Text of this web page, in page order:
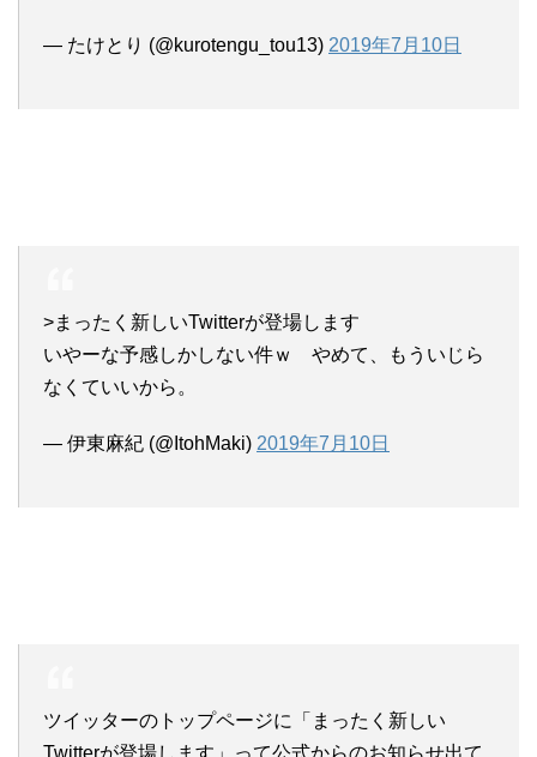
— たけとり (@kurotengu_tou13) 2019年7月10日
>まったく新しいTwitterが登場します
いやーな予感しかしない件ｗ やめて、もういじら
なくていいから。
— 伊東麻紀 (@ItohMaki) 2019年7月10日
ツイッターのトップページに「まったく新しい
Twitterが登場します」って公式からのお知らせ出て